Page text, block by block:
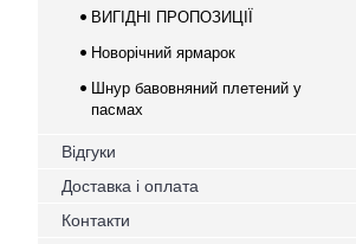
ВИГІДНІ ПРОПОЗИЦІЇ
Новорічний ярмарок
Шнур бавовняний плетений у
пасмах
Відгуки
Доставка і оплата
Контакти